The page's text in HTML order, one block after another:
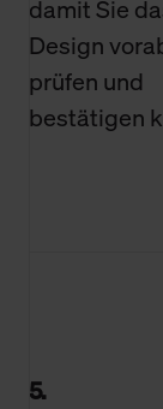
damit Sie
Design
prüfen und
bestätigen
5.